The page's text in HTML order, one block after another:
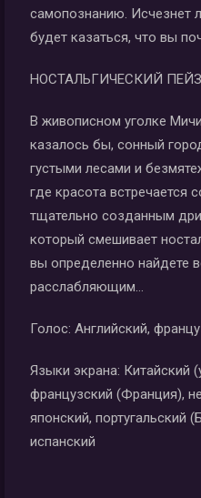
самопознанию. Исчезнет
будет казаться, что вы
НОСТАЛЬГИЧЕСКИЙ
В живописном уголке
казалось бы, сонный
густыми лесами и
где красота встречается
тщательно созданным
который смешивает
вы определенно найдете
расслабляющим…
Голос: Английский,
Языки экрана: Китайский
французский (Франция),
японский, португальский
испанский